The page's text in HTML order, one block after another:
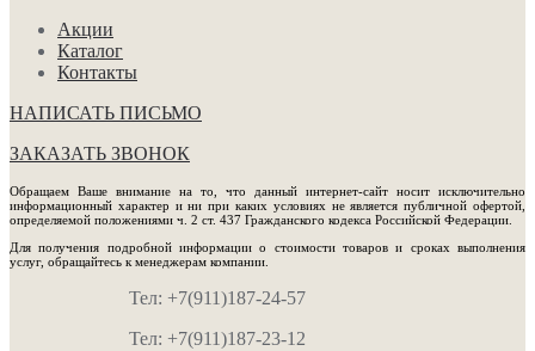
Акции
Каталог
Контакты
НАПИСАТЬ ПИСЬМО
ЗАКАЗАТЬ ЗВОНОК
Обращаем Ваше внимание на то, что данный интернет-сайт носит исключительно
информационный характер и ни при каких условиях не является публичной офертой,
определяемой положениями ч. 2 ст. 437 Гражданского кодекса Российской Федерации.
Для получения подробной информации о стоимости товаров и сроках выполнения
услуг, обращайтесь к менеджерам компании.
Тел: +7(911)187-24-57
Тел: +7(911)187-23-12